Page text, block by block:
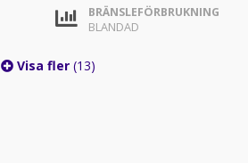
BRÄNSLEFÖRBRUKNING
BLANDAD
Visa fler (13)